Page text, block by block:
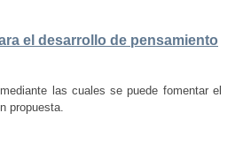
el desarrollo de pensamiento
las cuales se puede fomentar el
propuesta.